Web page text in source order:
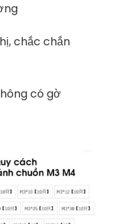
chắc chắn
có gờ